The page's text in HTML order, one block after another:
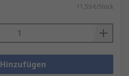
11,59 €/Stück
Hinzufügen